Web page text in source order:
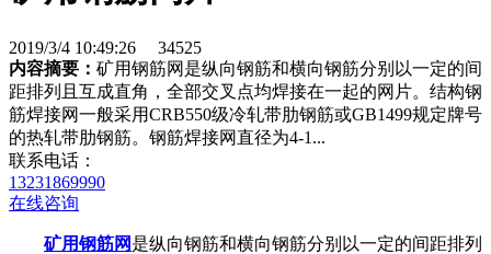
2019/3/4 10:49:26
34525
内容摘要： 矿用钢筋网是纵向钢筋和横向钢筋分别以一定的间
距排列且互成直角，全部交叉点均焊接在一起的网片。结构钢
筋焊接网一般采用CRB550级冷轧带肋钢筋或GB1499规定牌号
的热轧带肋钢筋。钢筋焊接网直径为4-1...
联系电话：
13231869990
在线咨询
矿用钢筋网是纵向钢筋和横向钢筋分别以一定的间距排列